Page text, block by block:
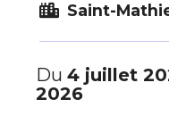
Saint-
Du 4 juillet
2026